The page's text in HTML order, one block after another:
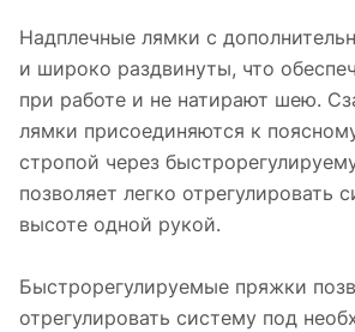
Надплечные лямки с
и широко раздвинуты, что
при работе и не натирают шею.
лямки присоединяются к
стропой через
позволяет легко отрегулировать
высоте одной рукой.
Быстрорегулируемые пряжки
отрегулировать систему под